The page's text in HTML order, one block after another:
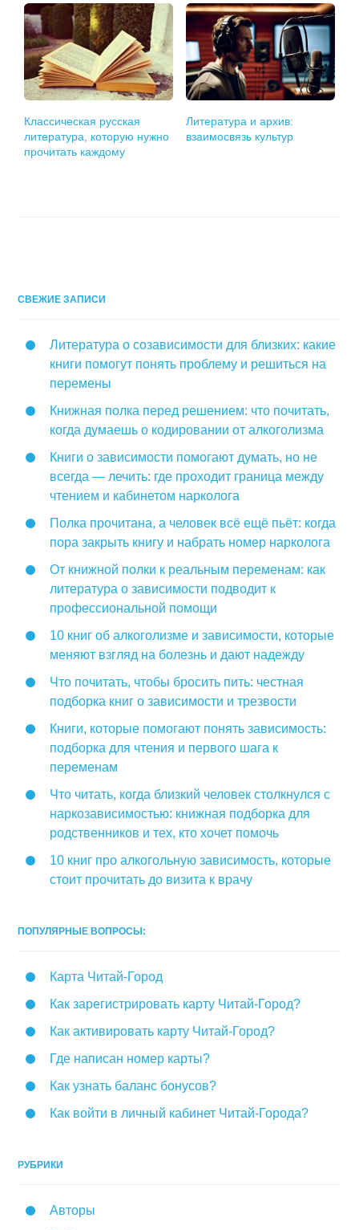
Классическая русская
литература, которую нужно
прочитать каждому
Литература и архив:
взаимосвязь культур
СВЕЖИЕ ЗАПИСИ
Литература о созависимости для близких: какие
книги помогут понять проблему и решиться на
перемены
Книжная полка перед решением: что почитать,
когда думаешь о кодировании от алкоголизма
Книги о зависимости помогают думать, но не
всегда — лечить: где проходит граница между
чтением и кабинетом нарколога
Полка прочитана, а человек всё ещё пьёт: когда
пора закрыть книгу и набрать номер нарколога
От книжной полки к реальным переменам: как
литература о зависимости подводит к
профессиональной помощи
10 книг об алкоголизме и зависимости, которые
меняют взгляд на болезнь и дают надежду
Что почитать, чтобы бросить пить: честная
подборка книг о зависимости и трезвости
Книги, которые помогают понять зависимость:
подборка для чтения и первого шага к
переменам
Что читать, когда близкий человек столкнулся с
наркозависимостью: книжная подборка для
родственников и тех, кто хочет помочь
10 книг про алкогольную зависимость, которые
стоит прочитать до визита к врачу
ПОПУЛЯРНЫЕ ВОПРОСЫ:
Карта Читай-Город
Как зарегистрировать карту Читай-Город?
Как активировать карту Читай-Город?
Где написан номер карты?
Как узнать баланс бонусов?
Как войти в личный кабинет Читай-Города?
РУБРИКИ
Авторы